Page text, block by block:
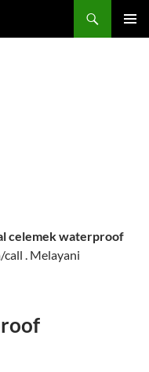
celemek waterproof
. Melayani